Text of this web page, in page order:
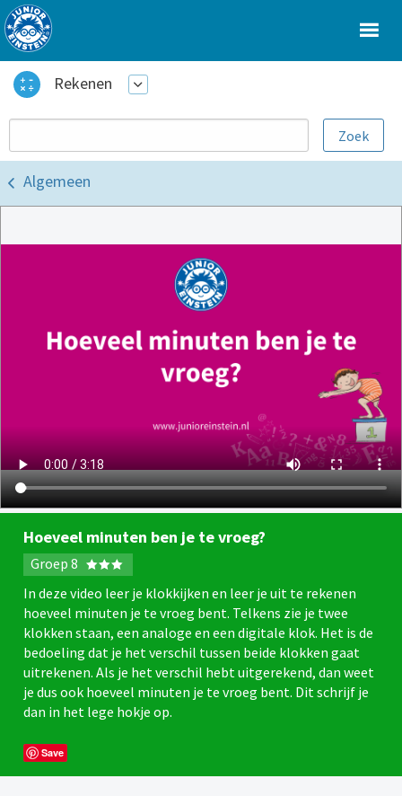
Rekenen
Algemeen
Hoeveel minuten ben je te vroeg?
Groep 8
In deze video leer je klokkijken en leer je uit te rekenen
hoeveel minuten je te vroeg bent. Telkens zie je twee
klokken staan, een analoge en een digitale klok. Het is de
bedoeling dat je het verschil tussen beide klokken gaat
uitrekenen. Als je het verschil hebt uitgerekend, dan weet
je dus ook hoeveel minuten je te vroeg bent. Dit schrijf je
dan in het lege hokje op.
Save